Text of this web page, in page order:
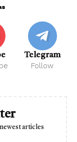
Telegram
Follow
articles